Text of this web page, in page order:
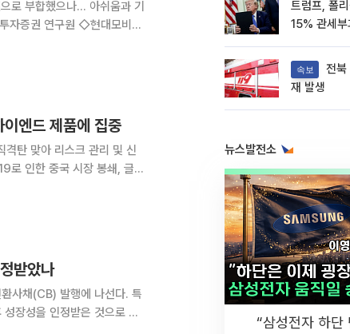
엔드 제품에 집중
탄 맞아 리스크 관리 및 신
받았나
사채(CB) 발행에 나선다. 특
장성을 인정받은 것으로 해
트럼프, 폴
15% 관세
속보
재 발생
뉴스발전소
“삼성전자 하단